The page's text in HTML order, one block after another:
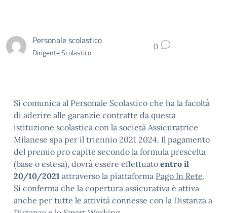
Personale scolastico
Dirigente Scolastico 0
Si comunica al Personale Scolastico che ha la facoltà
di aderire alle garanzie contratte da questa
istituzione scolastica con la società Assicuratrice
Milanese spa per il triennio 2021 2024. Il pagamento
del premio pro capite secondo la formula prescelta
(base o estesa), dovrà essere effettuato entro il
20/10/2021 attraverso la piattaforma Pago In Rete.
Si conferma che la copertura assicurativa è attiva
anche per tutte le attività connesse con la Distanza a